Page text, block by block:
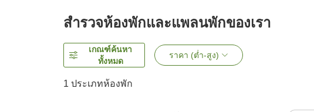
สำรวจห้องพักและแพลนพักของเรา
เกณฑ์ค้นหา
ทั้งหมด
ราคา (ต่ำ-สูง)
1 ประเภทห้องพัก